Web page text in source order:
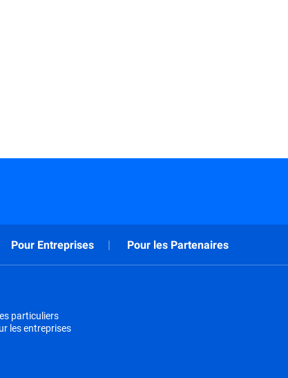
Pour Entreprises Pour les Partenaires
particuliers
les entreprises